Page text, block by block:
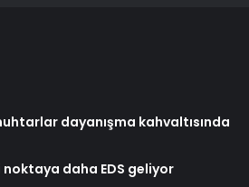
dayanışma kahvaltısında
noktaya daha EDS geliyor